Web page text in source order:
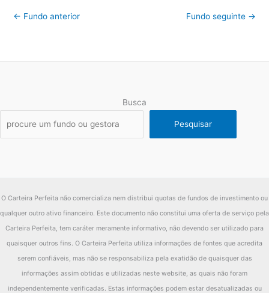
← Fundo anterior Fundo seguinte →
Busca
Pesquisar
O Carteira Perfeita não comercializa nem distribui quotas de fundos de investimento ou
qualquer outro ativo financeiro. Este documento não constitui uma oferta de serviço pela
Carteira Perfeita, tem caráter meramente informativo, não devendo ser utilizado para
quaisquer outros fins. O Carteira Perfeita utiliza informações de fontes que acredita
serem confiáveis, mas não se responsabiliza pela exatidão de quaisquer das
informações assim obtidas e utilizadas neste website, as quais não foram
independentemente verificadas. Estas informações podem estar desatualizadas ou